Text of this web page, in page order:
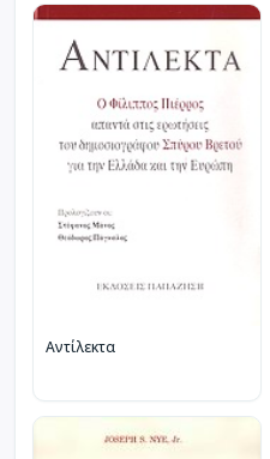
Αντίλεκτα